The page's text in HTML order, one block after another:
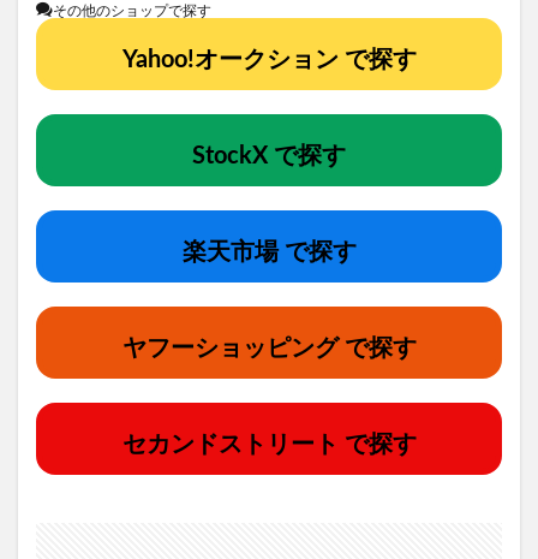
その他のショップで探す
Yahoo!オークション で探す
StockX で探す
楽天市場 で探す
ヤフーショッピング で探す
セカンドストリート で探す